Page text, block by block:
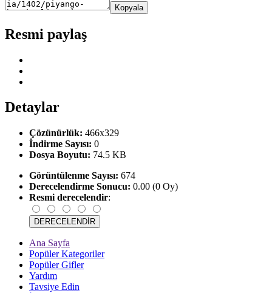
Kopyala
Resmi paylaş
Detaylar
Çözünürlük: 466x329
İndirme Sayısı: 0
Dosya Boyutu: 74.5 KB
Görüntülenme Sayısı: 674
Derecelendirme Sonucu: 0.00 (0 Oy)
Resmi derecelendir:
Ana Sayfa
Popüler Kategoriler
Popüler Gifler
Yardım
Tavsiye Edin